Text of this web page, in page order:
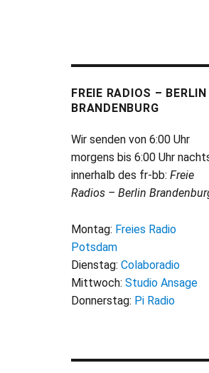
FREIE RADIOS – BERLIN
BRANDENBURG
Wir senden von 6:00 Uhr
morgens bis 6:00 Uhr
innerhalb des fr-bb: Freie
Radios – Berlin
Montag: Freies Radio
Potsdam
Dienstag: Colaboradio
Mittwoch: Studio Ansage
Donnerstag: Pi Radio